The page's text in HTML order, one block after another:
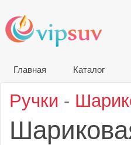
Главная Каталог
Ручки -